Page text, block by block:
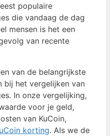
populaire
die vandaag de dag
mensen is het een
van recente
van de belangrijkste
bij het vergelijken van
In onze vergelijking,
voor je geld,
van KuCoin,
korting. Als we de